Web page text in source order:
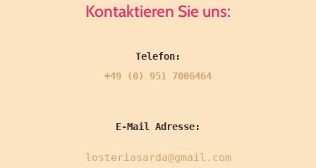
Kontaktieren Sie uns:
+49 (0) 951 7006464
losteriasarda@gmail.com